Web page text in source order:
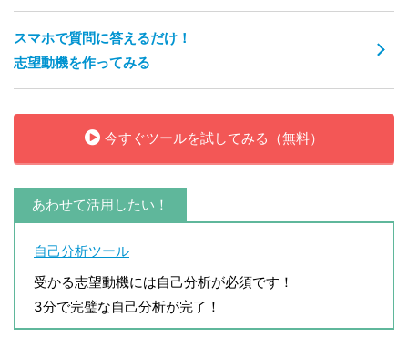
スマホで質問に答えるだけ！
志望動機を作ってみる
今すぐツールを試してみる（無料）
あわせて活用したい！
自己分析ツール
受かる志望動機には自己分析が必須です！
3分で完璧な自己分析が完了！